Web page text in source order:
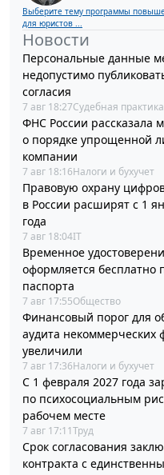
Выберите тему программы
для юристов ...
Новости
Персональные данные
недопустимо
согласия
7 авг 18:27Судебная практика
ФНС России рассказала
о порядке упрощенной
компании
7 авг 18:16Налоги и бухучет
Правовую охрану
в России расширят с 1
года
7 авг 18:04IT
Временное
оформляется бесплатно
паспорта
7 авг 17:55Общество
Финансовый порог для
аудита некоммерческих
увеличили
7 авг 17:36Налоги и бухучет
С 1 февраля 2027 года
по психосоциальным
рабочем месте
7 авг 17:11Труд
Срок согласования
контракта с